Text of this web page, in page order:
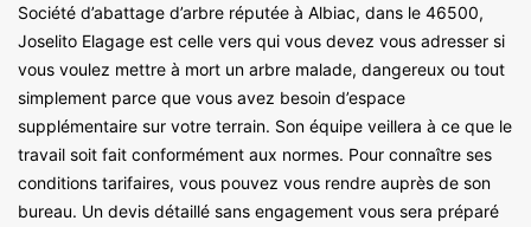
Société d’abattage d’arbre réputée à Albiac, dans le 46500,
Joselito Elagage est celle vers qui vous devez vous adresser si
vous voulez mettre à mort un arbre malade, dangereux ou tout
simplement parce que vous avez besoin d’espace
supplémentaire sur votre terrain. Son équipe veillera à ce que le
travail soit fait conformément aux normes. Pour connaître ses
conditions tarifaires, vous pouvez vous rendre auprès de son
bureau. Un devis détaillé sans engagement vous sera préparé